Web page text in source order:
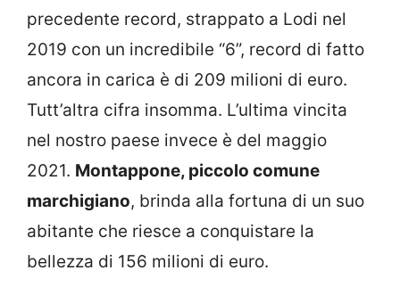
precedente record, strappato a Lodi nel
2019 con un incredibile “6”, record di fatto
ancora in carica è di 209 milioni di euro.
Tutt’altra cifra insomma. L’ultima vincita
nel nostro paese invece è del maggio
2021. Montappone, piccolo comune
marchigiano, brinda alla fortuna di un suo
abitante che riesce a conquistare la
bellezza di 156 milioni di euro.